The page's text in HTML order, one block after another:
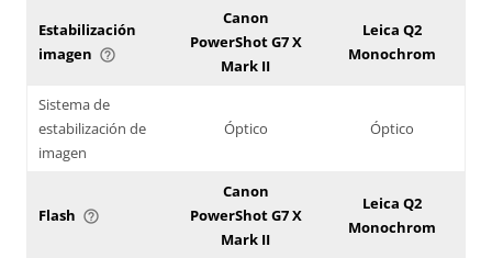
Estabilización
imagen help_outline
Canon
PowerShot G7 X
Mark II
Leica Q2
Monochrom
Sistema de
estabilización de
imagen
Óptico Óptico
Flash help_outline
Canon
PowerShot G7 X
Mark II
Leica Q2
Monochrom